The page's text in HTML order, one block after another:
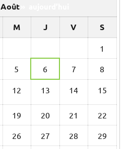
Août
M J V S
1
5 6 7 8
12 13 14 15
19 20 21 22
26 27 28 29